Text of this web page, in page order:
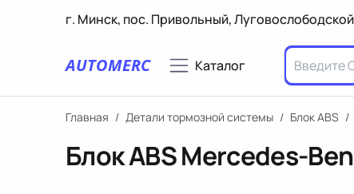
г. Минск, пос. Привольный,
AUTOMERC Каталог
Главная / Детали тормозной системы / Блок ABS /
Блок ABS Mercedes-